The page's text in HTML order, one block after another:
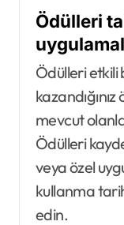
Ödülleri
Ödülleri etkili
mevcut
Ödülleri
veya özel
kullanma
edin.